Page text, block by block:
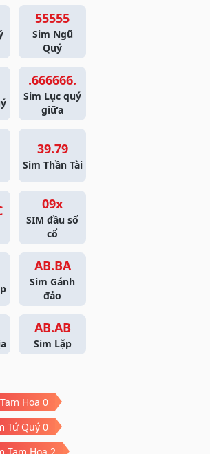
55555
Sim Ngũ
Quý
.666666.
Sim Lục quý
giữa
39.79
Sim Thần Tài
09x
SIM đầu số
cổ
AB.BA
Sim Gánh
đảo
AB.AB
Sim Lặp
Hoa 0
Tứ Quý 0